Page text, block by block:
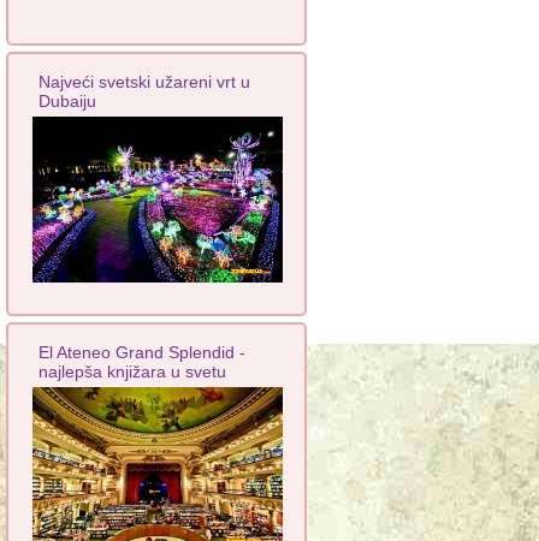
Najveći svetski užareni vrt u
Dubaiju
El Ateneo Grand Splendid -
najlepša knjižara u svetu